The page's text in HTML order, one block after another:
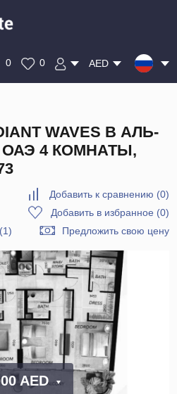
0 0 AED
WAVES В АЛЬ-
4 КОМНАТЫ,
Добавить к сравнению (0)
Добавить в избранное (0)
Предложить свою цену
AED